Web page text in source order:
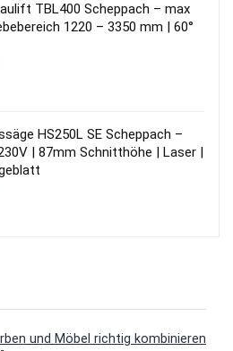
TBL400 Scheppach – max
1220 – 3350 mm | 60°
HS250L SE Scheppach –
| 87mm Schnitthöhe | Laser |
und Möbel richtig kombinieren